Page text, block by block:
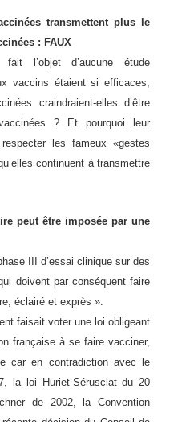
transmettent plus le
: FAUX
l’objet d’aucune étude
vaccins étaient si efficaces,
craindraient-elles d’être
? Et pourquoi leur
les fameux «gestes
continuent à transmettre
peut être imposée par une
III d’essai clinique sur des
doivent par conséquent faire
éclairé et exprès ».
faisait voter une loi obligeant
française à se faire vacciner,
car en contradiction avec le
la loi Huriet-Sérusclat du 20
de 2002, la Convention